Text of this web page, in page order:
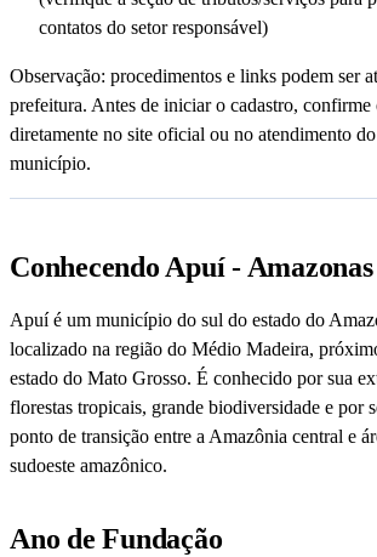
contatos do setor responsável)
Observação: procedimentos e links podem ser
prefeitura. Antes de iniciar o cadastro, confirme
diretamente no site oficial ou no atendimento
município.
Conhecendo Apuí - Amazonas
Apuí é um município do sul do estado do
localizado na região do Médio Madeira,
estado do Mato Grosso. É conhecido por sua
florestas tropicais, grande biodiversidade e por
ponto de transição entre a Amazônia central e
sudoeste amazônico.
Ano de Fundação